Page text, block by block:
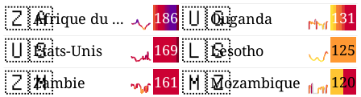
🇿🇦 186
Afrique du Sud
🇺🇸 169
États-Unis
🇿🇲 161
Zambie
🇺🇬 131
Ouganda
🇱🇸 125
Lesotho
🇲🇿 120
Mozambique